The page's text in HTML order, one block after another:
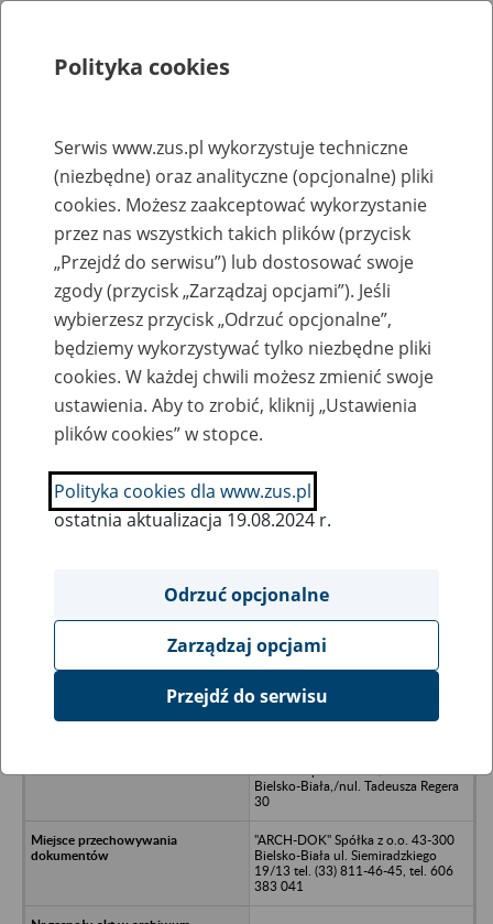
Rejestry, ewidencje i archiwa
Baza zlikwidowanych lub
przekształconych zakładów pracy
Nazwa zakładu pracy:
SZUKAJ
Ukryj wszystkie pozycje bazy
Przedsiębiorstwo Produkcyjno-
Bielsko-Biała,/nul. Tadeusza Regera
30
"ARCH-DOK" Spółka z o.o. 43-300
Bielsko-Biała ul. Siemiradzkiego
19/13 tel. (33) 811-46-45, tel. 606
383 041
Polityka cookies
Serwis www.zus.pl wykorzystuje techniczne
(niezbędne) oraz analityczne (opcjonalne) pliki
cookies. Możesz zaakceptować wykorzystanie
przez nas wszystkich takich plików (przycisk
„Przejdź do serwisu”) lub dostosować swoje
zgody (przycisk „Zarządzaj opcjami”). Jeśli
wybierzesz przycisk „Odrzuć opcjonalne”,
będziemy wykorzystywać tylko niezbędne pliki
cookies. W każdej chwili możesz zmienić swoje
ustawienia. Aby to zrobić, kliknij „Ustawienia
plików cookies” w stopce.
Polityka cookies dla www.zus.pl
ostatnia aktualizacja 19.08.2024 r.
Odrzuć opcjonalne
Zarządzaj opcjami
Przejdź do serwisu